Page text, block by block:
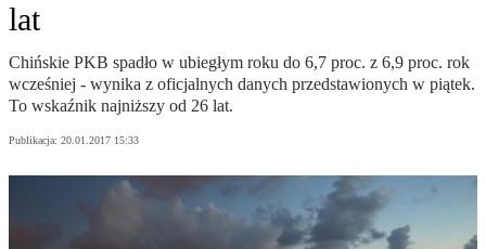
lat
Chińskie PKB spadło w ubiegłym roku do 6,7 proc. z 6,9 proc. rok
wcześniej - wynika z oficjalnych danych przedstawionych w piątek.
To wskaźnik najniższy od 26 lat.
Publikacja: 20.01.2017 15:33